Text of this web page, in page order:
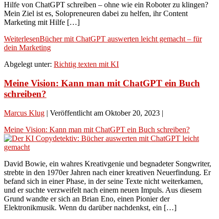
Hilfe von ChatGPT schreiben – ohne wie ein Roboter zu klingen?
Mein Ziel ist es, Solopreneuren dabei zu helfen, ihr Content
Marketing mit Hilfe […]
WeiterlesenBücher mit ChatGPT auswerten leicht gemacht – für
dein Marketing
Abgelegt unter: Richtig texten mit KI
Meine Vision: Kann man mit ChatGPT ein Buch
schreiben?
Marcus Klug | Veröffentlicht am Oktober 20, 2023 |
Meine Vision: Kann man mit ChatGPT ein Buch schreiben?
David Bowie, ein wahres Kreativgenie und begnadeter Songwriter,
strebte in den 1970er Jahren nach einer kreativen Neuerfindung. Er
befand sich in einer Phase, in der seine Texte nicht weiterkamen,
und er suchte verzweifelt nach einem neuen Impuls. Aus diesem
Grund wandte er sich an Brian Eno, einen Pionier der
Elektronikmusik. Wenn du darüber nachdenkst, ein […]